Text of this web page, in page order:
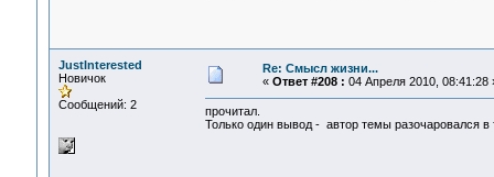
JustInterested
Новичок
Сообщений: 2
Re: Смысл жизни...
« Ответ #208 : 04 Апреля 2010, 08:41:28
прочитал.
Только один вывод - автор темы разочаровался в